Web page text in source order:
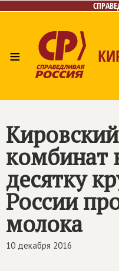
≡
комбинат
десятку
России
молока
10 декабря 2016